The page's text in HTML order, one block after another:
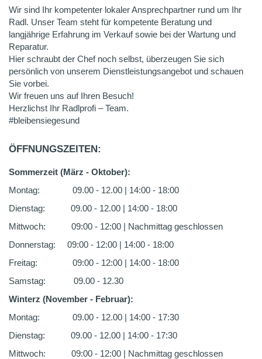
Wir sind Ihr kompetenter lokaler Ansprechpartner rund um Ihr
Radl. Unser Team steht für kompetente Beratung und
langjährige Erfahrung im Verkauf sowie bei der Wartung und
Reparatur.
Hier schraubt der Chef noch selbst, überzeugen Sie sich
persönlich von unserem Dienstleistungsangebot und schauen
Sie vorbei.
Wir freuen uns auf Ihren Besuch!
Herzlichst Ihr Radlprofi – Team.
#bleibensiegesund
ÖFFNUNGSZEITEN:
Sommerzeit (März - Oktober):
Montag: 09.00 - 12.00 | 14:00 - 18:00
Dienstag: 09.00 - 12.00 | 14:00 - 18:00
Mittwoch: 09:00 - 12:00 | Nachmittag geschlossen
Donnerstag: 09:00 - 12:00 | 14:00 - 18:00
Freitag: 09:00 - 12:00 | 14:00 - 18:00
Samstag: 09.00 - 12.30
Winterz (November - Februar):
Montag: 09.00 - 12.00 | 14:00 - 17:30
Dienstag: 09.00 - 12.00 | 14:00 - 17:30
Mittwoch: 09:00 - 12:00 | Nachmittag geschlossen